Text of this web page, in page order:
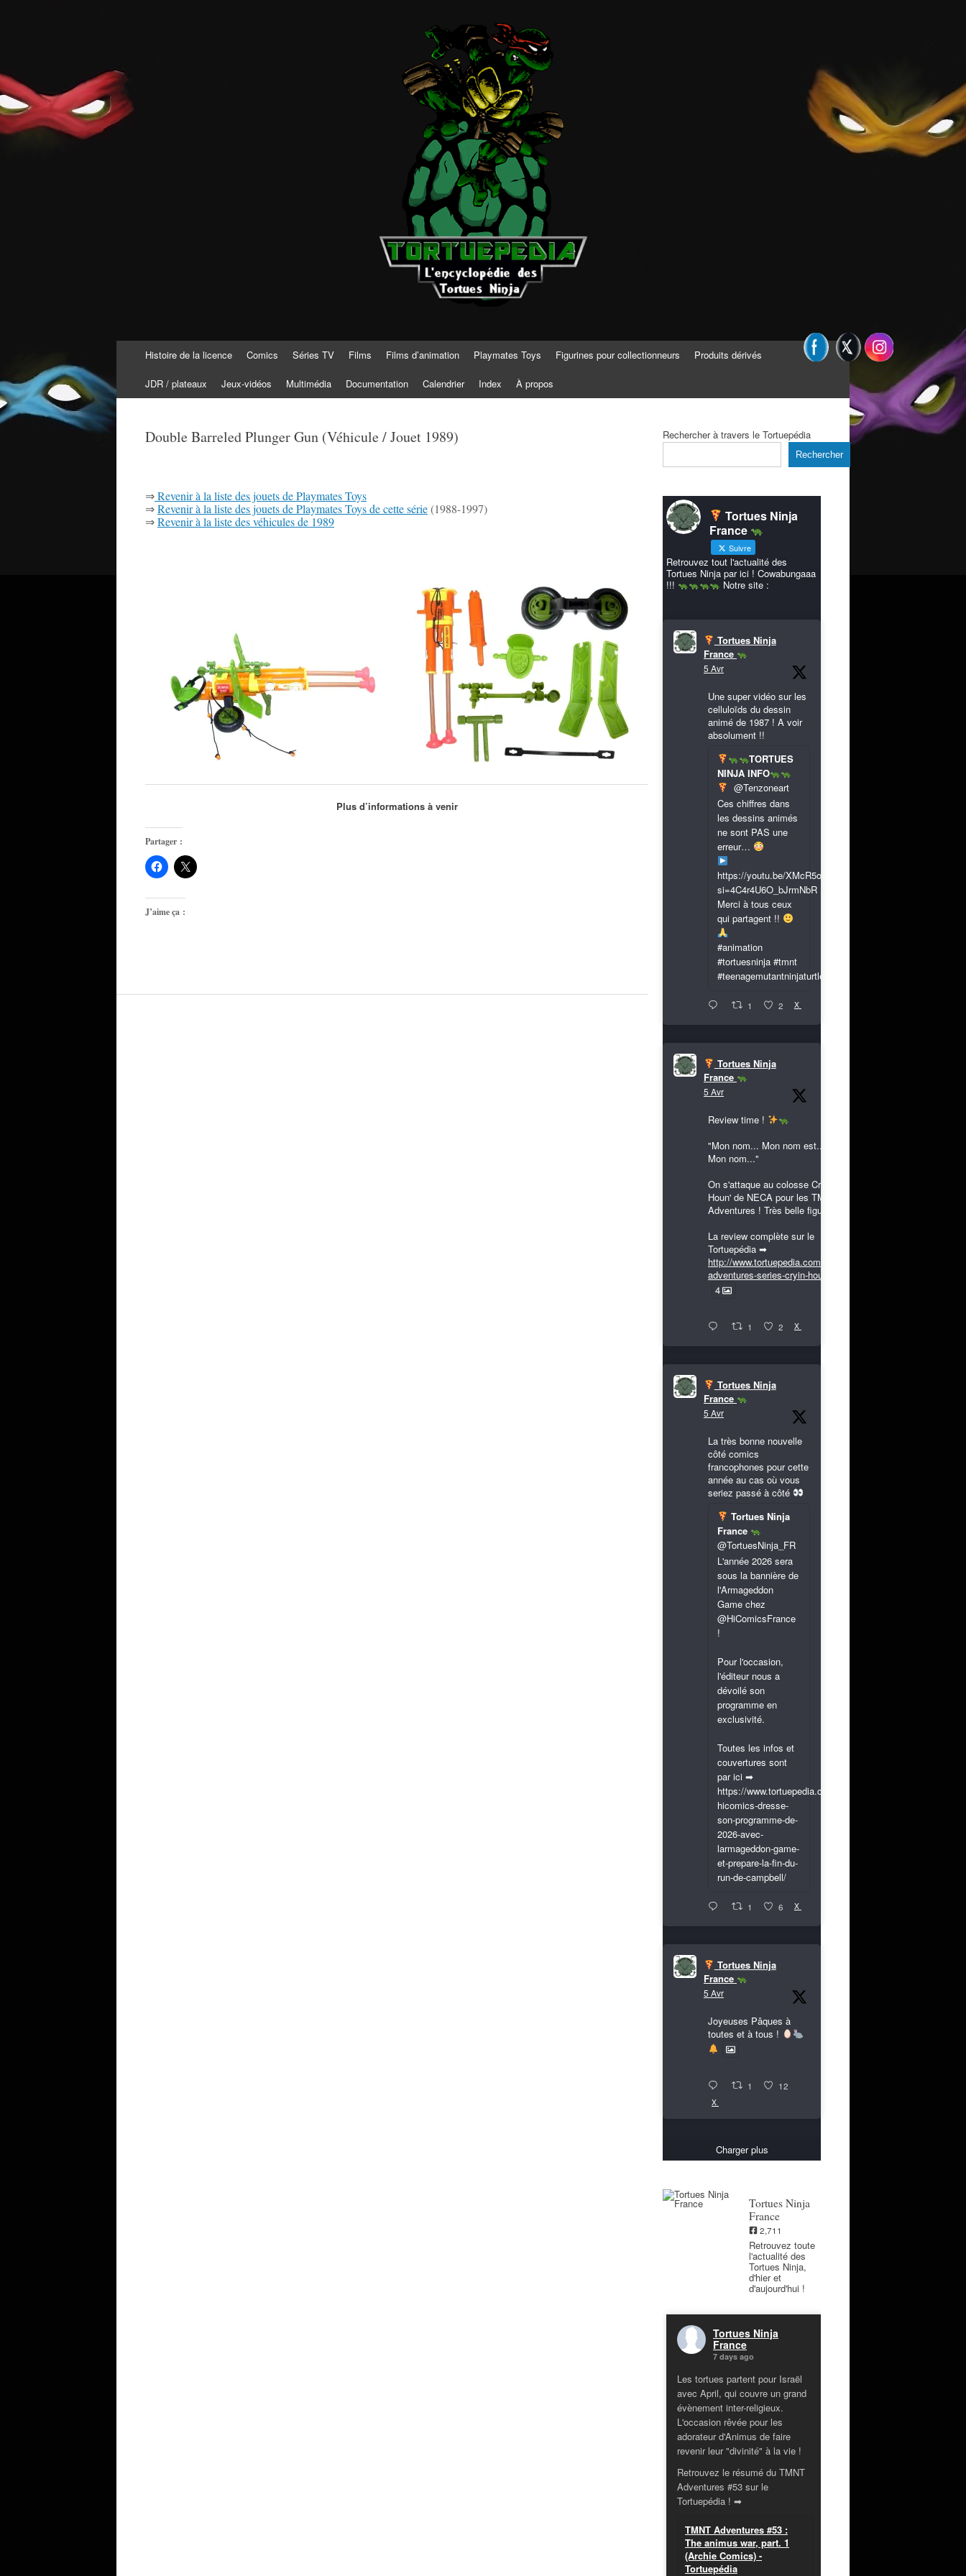
Tortuepédia
L'encyclopédie des Tortues Ninja !
contenu
Histoire de la licence Comics Séries TV Films Films d’animation Playmates Toys Figurines pour collectionneurs Produits dérivés
JDR / plateaux Jeux-vidéos Multimédia Documentation Calendrier Index À propos
Double Barreled Plunger Gun (Véhicule / Jouet 1989)
⇒Revenir à la liste des jouets de Playmates Toys
⇒Revenir à la liste des jouets de Playmates Toys de cette série(1988-1997)
⇒Revenir à la liste des véhicules de 1989
Plus d’informations à venir
Partager :
J’aime ça :
Rechercher à travers le Tortuepédia
Rechercher
Tortues Ninja
France
Suivre
Retrouvez tout l'actualité des
Tortues Ninja par ici ! Cowabungaaa
!!!
Notre site :
Tortues Ninja
France
5 Avr
Une super vidéo sur les
celluloïds du dessin
animé de 1987 ! A voir
absolument !!
TORTUES
NINJA INFO
@Tenzoneart
Ces chiffres dans
les dessins animés
ne sont PAS une
erreur…
https://youtu.be/XMcR5or9N8A?
si=4C4r4U6O_bJrmNbR
Merci à tous ceux
qui partagent !!
#animation
#tortuesninja #tmnt
#teenagemutantninjaturtles
1 2 X
Tortues Ninja
France
5 Avr
Review time !
"Mon nom... Mon nom est...
Mon nom..."
On s'attaque au colosse Cryin'
Houn' de NECA pour les TMNT
Adventures ! Très belle figurine !
La review complète sur le
Tortuepédia ➡
http://www.tortuepedia.com/tmnt-
adventures-series-cryin-houn...
4
1 2 X
Tortues Ninja
France
5 Avr
La très bonne nouvelle
côté comics
francophones pour cette
année au cas où vous
seriez passé à côté
Tortues Ninja
France
@TortuesNinja_FR
L'année 2026 sera
sous la bannière de
l'Armageddon
Game chez
@HiComicsFrance
!
Pour l'occasion,
l'éditeur nous a
dévoilé son
programme en
exclusivité.
Toutes les infos et
couvertures sont
par ici ➡
https://www.tortuepedia.com/2026/03/31/exclusif-
hicomics-dresse-
son-programme-de-
2026-avec-
larmageddon-game-
et-prepare-la-fin-du-
run-de-campbell/
1 6 X
Tortues Ninja
France
5 Avr
Joyeuses Pâques à
toutes et à tous !
1 12
X
Charger plus
Tortues Ninja
France
2,711
Retrouvez toute
l'actualité des
Tortues Ninja,
d'hier et
d'aujourd'hui !
Tortues Ninja
France
7 days ago
Les tortues partent pour Israël
avec April, qui couvre un grand
évènement inter-religieux.
L'occasion rêvée pour les
adorateur d'Animus de faire
revenir leur "divinité" à la vie !
Retrouvez le résumé du TMNT
Adventures #53 sur le
Tortuepédia ! ➡
TMNT Adventures #53 :
The animus war, part. 1
(Archie Comics) -
Tortuepédia